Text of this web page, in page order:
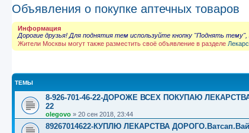
Объявления о покупке аптечных товаров
Информация
Дорогие друзья! Для поднятия тем используйте кнопку "Поднять
Жители Москвы могут также разместить своё объявление в разделе
ТЕМЫ
8-926-701-46-22-ДОРОЖЕ ВСЕХ ПОКУПАЮ
22
olegovo » 20 сен 2018, 23:44
89267014622-КУПЛЮ ЛЕКАРСТВА